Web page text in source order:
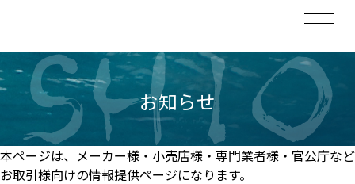
お知らせ
本ページは、メーカー様・小売店様・専門業者様・官公庁など
お取引様向けの情報提供ページになります。